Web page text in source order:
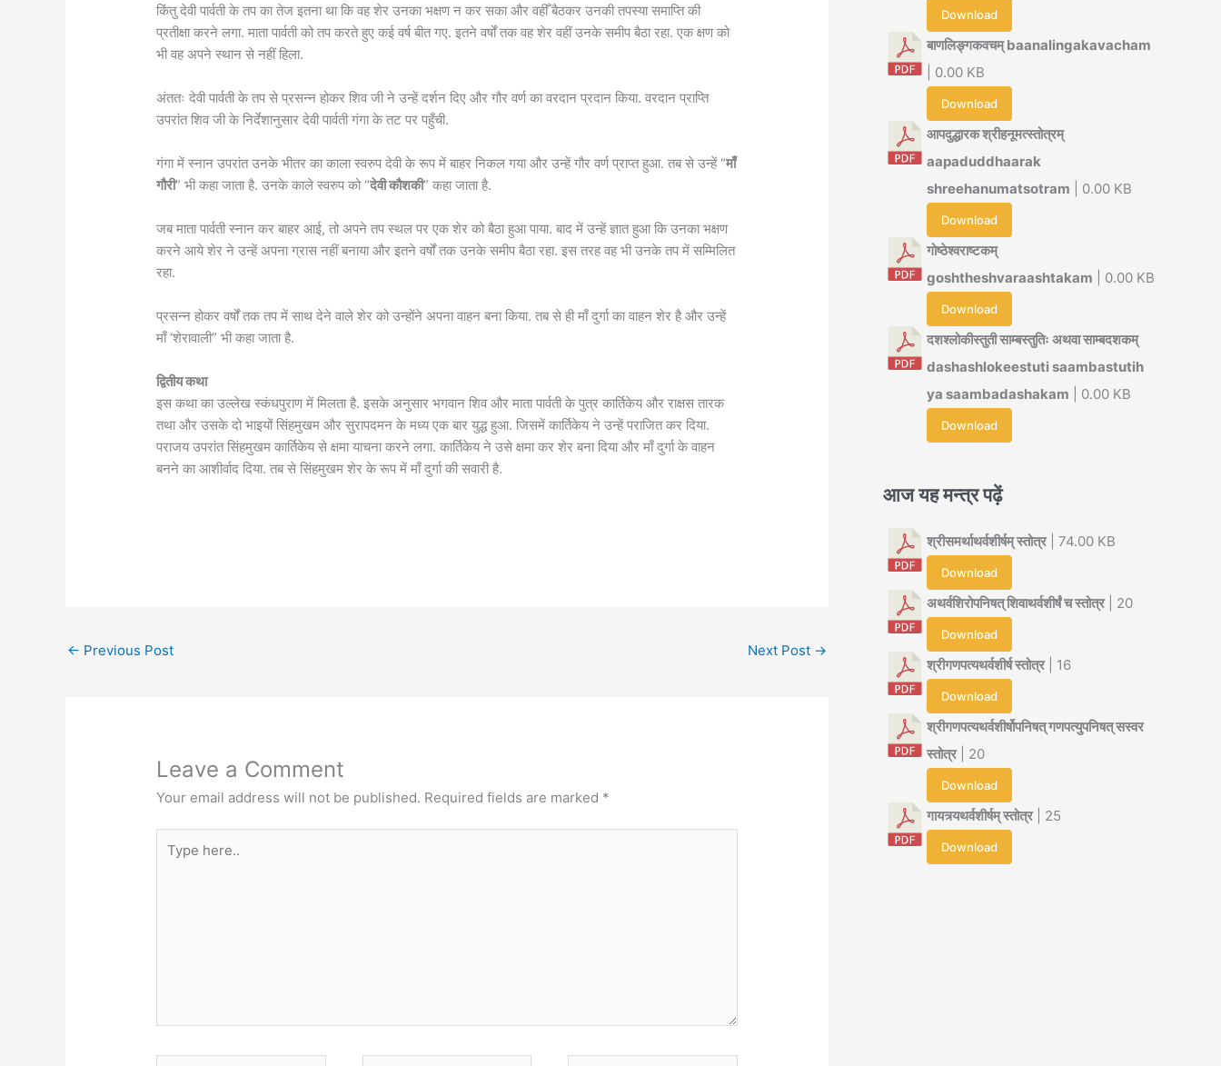
किंतु देवी पार्वती के तप का तेज इतना था कि वह शेर उनका भक्षण न कर सका और वहीँ बैठकर उनकी तपस्या समाप्ति की
प्रतीक्षा करने लगा. माता पार्वती को तप करते हुए कई वर्ष बीत गए. इतने वर्षों तक वह शेर वहीं उनके समीप बैठा रहा. एक क्षण को
भी वह अपने स्थान से नहीं हिला.
अंततः देवी पार्वती के तप से प्रसन्न होकर शिव जी ने उन्हें दर्शन दिए और गौर वर्ण का वरदान प्रदान किया. वरदान प्राप्ति
उपरांत शिव जी के निर्देशानुसार देवी पार्वती गंगा के तट पर पहुँची.
गंगा में स्नान उपरांत उनके भीतर का काला स्वरुप देवी के रूप में बाहर निकल गया और उन्हें गौर वर्ण प्राप्त हुआ. तब से उन्हें “माँ
गौरी” भी कहा जाता है. उनके काले स्वरुप को “देवी कौशकी” कहा जाता है.
जब माता पार्वती स्नान कर बाहर आई, तो अपने तप स्थल पर एक शेर को बैठा हुआ पाया. बाद में उन्हें ज्ञात हुआ कि उनका भक्षण
करने आये शेर ने उन्हें अपना ग्रास नहीं बनाया और इतने वर्षों तक उनके समीप बैठा रहा. इस तरह वह भी उनके तप में सम्मिलित
रहा.
प्रसन्न होकर वर्षों तक तप में साथ देने वाले शेर को उन्होंने अपना वाहन बना किया. तब से ही माँ दुर्गा का वाहन शेर है और उन्हें
माँ ‘शेरावाली” भी कहा जाता है.
द्वितीय कथा
इस कथा का उल्लेख स्कंधपुराण में मिलता है. इसके अनुसार भगवान शिव और माता पार्वती के पुत्र कार्तिकेय और राक्षस तारक
तथा और उसके दो भाइयों सिंहमुखम और सुरापदमन के मध्य एक बार युद्ध हुआ. जिसमें कार्तिकेय ने उन्हें पराजित कर दिया.
पराजय उपरांत सिंहमुखम कार्तिकेय से क्षमा याचना करने लगा. कार्तिकेय ने उसे क्षमा कर शेर बना दिया और माँ दुर्गा के वाहन
बनने का आशीर्वाद दिया. तब से सिंहमुखम शेर के रूप में माँ दुर्गा की सवारी है.
← Previous Post Next Post →
Leave a Comment
Your email address will not be published. Required fields are marked *
here..
Download
बाणलिङ्गकवचम् baanalingakavacham
| 0.00 KB
Download
आपदुद्धारक श्रीहनूमत्स्तोत्रम्
aapaduddhaarak
shreehanumatsotram | 0.00 KB
Download
गोष्ठेश्वराष्टकम्
goshtheshvaraashtakam | 0.00 KB
Download
दशश्लोकीस्तुती साम्बस्तुतिः अथवा साम्बदशकम्
dashashlokeestuti saambastutih
ya saambadashakam | 0.00 KB
Download
आज यह मन्त्र पढ़ें
श्रीसमर्थाथर्वशीर्षम् स्तोत्र| 74.00 KB
Download
अथर्वशिरोपनिषत् शिवाथर्वशीर्षं च स्तोत्र| 20
Download
श्रीगणपत्यथर्वशीर्ष स्तोत्र| 16
Download
श्रीगणपत्यथर्वशीर्षोपनिषत् गणपत्युपनिषत् सस्वर
स्तोत्र| 20
Download
गायत्र्यथर्वशीर्षम् स्तोत्र| 25
Download